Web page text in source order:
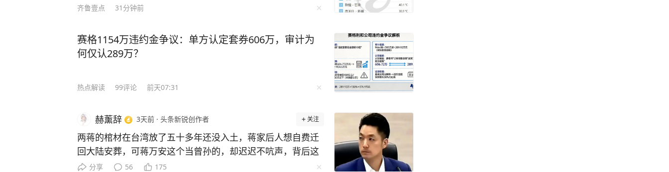
齐鲁壹点 31分钟前
赛格1154万违约金争议：单方认定套券606万，审计为
何仅认289万？
热点解读 99评论 前天07:31
赫薰辞 3天前 · 头条新锐创作者 关注
两蒋的棺材在台湾放了五十多年还没入土，蒋家后人想自费迁
回大陆安葬，可蒋万安这个当曾孙的，却迟迟不吭声，背后这
盘棋，远不止孝道两个字能说清。 蒋万安不是不想动，是真
分享 56 175